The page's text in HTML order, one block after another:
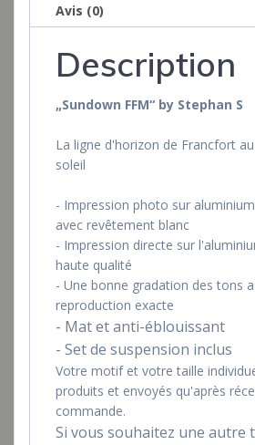
Avis (0)
Description
„Sundown FFM“ by Stephan S
La ligne d'horizon de Francfort
soleil
- Impression photo sur
avec revêtement blanc
- Impression directe sur
haute qualité
- Une bonne gradation des tons
reproduction exacte
- Mat et anti-éblouissant
- Set de suspension inclus
Votre motif et votre taille
produits et envoyés qu'après
commande.
Si vous souhaitez une autre